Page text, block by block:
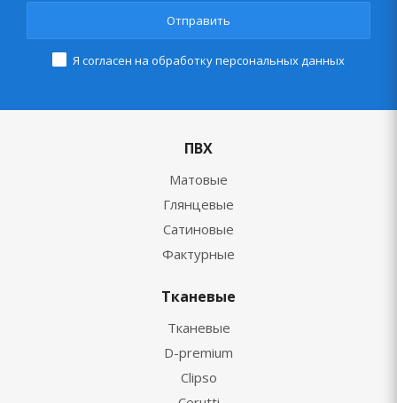
Я согласен на обработку персональных данных
ПВХ
Матовые
Глянцевые
Сатиновые
Фактурные
Тканевые
Тканевые
D-premium
Clipso